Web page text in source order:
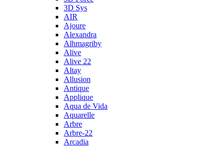
3D Sys
AIR
Ajoure
Alexandra
Alhmagriby
Alive
Alive 22
Altay
Allusion
Antique
Applique
Aqua de Vida
Aquarelle
Arbre
Arbre-22
Arcadia